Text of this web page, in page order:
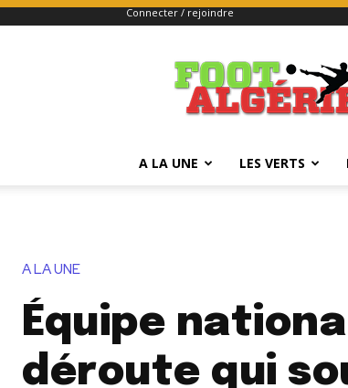
Connecter / rejoindre
A LA UNE LES VERTS
A LA UNE
Équipe
déroute qui